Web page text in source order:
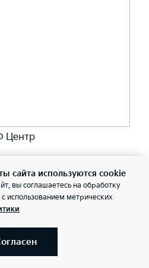
Центр
сайта используются cookie
вы соглашаетесь на обработку
с использованием метрических